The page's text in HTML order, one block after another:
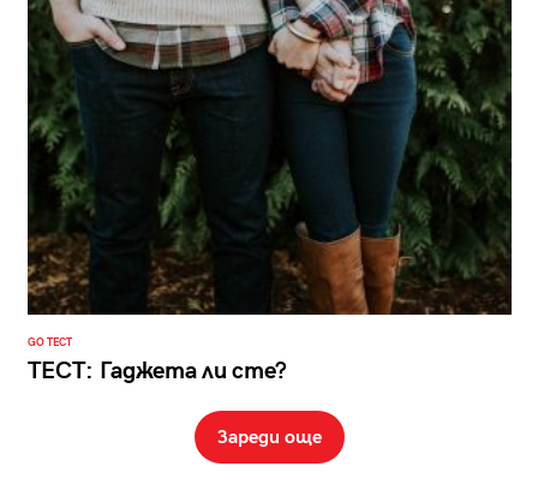
GO ТЕСТ
ТЕСТ: Гаджета ли сте?
Зареди още